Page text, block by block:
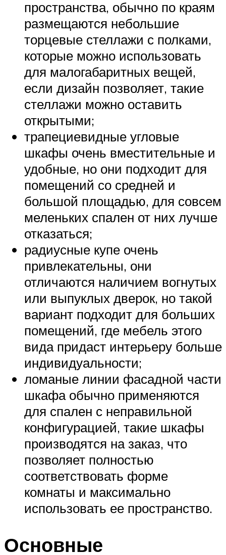
пространства, обычно по краям
размещаются небольшие
торцевые стеллажи с полками,
которые можно использовать
для малогабаритных вещей,
если дизайн позволяет, такие
стеллажи можно оставить
открытыми;
трапециевидные угловые
шкафы очень вместительные и
удобные, но они подходит для
помещений со средней и
большой площадью, для совсем
меленьких спален от них лучше
отказаться;
радиусные купе очень
привлекательны, они
отличаются наличием вогнутых
или выпуклых дверок, но такой
вариант подходит для больших
помещений, где мебель этого
вида придаст интерьеру больше
индивидуальности;
ломаные линии фасадной части
шкафа обычно применяются
для спален с неправильной
конфигурацией, такие шкафы
производятся на заказ, что
позволяет полностью
соответствовать форме
комнаты и максимально
использовать ее пространство.
Основные